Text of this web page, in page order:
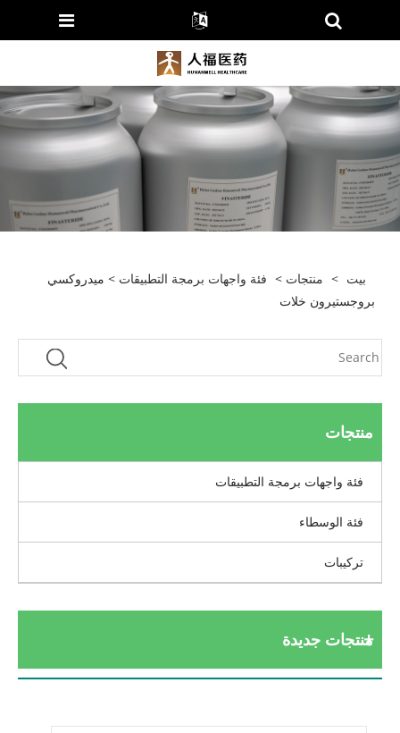
بيت > منتجات > فئة واجهات برمجة التطبيقات > ميدروكسي
بروجستيرون خلات
منتجات
فئة واجهات برمجة التطبيقات
فئة الوسطاء
تركيبات
منتجات جديدة